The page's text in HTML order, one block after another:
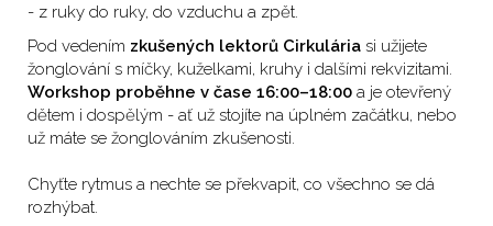
- z ruky do ruky, do vzduchu a zpět.
Pod vedením zkušených lektorů Cirkulária si užijete
žonglování s míčky, kuželkami, kruhy i dalšími rekvizitami.
Workshop proběhne v čase 16:00–18:00 a je otevřený
dětem i dospělým - ať už stojíte na úplném začátku, nebo
už máte se žonglováním zkušenosti.
Chyťte rytmus a nechte se překvapit, co všechno se dá
rozhýbat.